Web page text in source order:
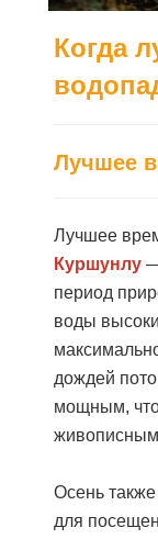
Когда
Лучшее
Лучшее
Куршунлу
период
воды
дождей
мощным,
Осень
для